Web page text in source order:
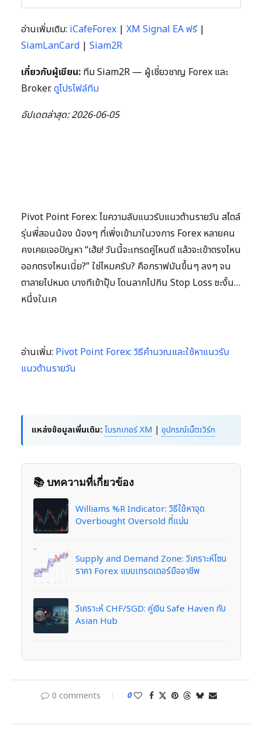
อ่านเพิ่มเติม: iCafeForex | XM Signal EA ฟรี|
SiamLanCard | Siam2R
เกี่ยวกับผู้เขียน: ทีม Siam2R — ผู้เชี่ยวชาญ Forex และ
Broker.ดูโปรไฟล์ทีม
อัปเดตล่าสุด: 2026-06-05
Pivot Point Forex: ไขความลับแนวรับแนวต้านรายวัน สไตล์
รุ่นพี่สอนน้อง น้องๆ ที่เพิ่งเข้ามาในวงการ Forex หลายคน
คงเคยเจอปัญหา “เฮ้ย! วันนี้จะเทรดคู่ไหนดี แล้วจะเข้าตรงไหน
ออกตรงไหนเนี่ย?” ใช่ไหมครับ? คือกราฟมันขึ้นๆ ลงๆ จน
ตาลายไปหมด บางทีเข้าปุ๊บ โดนลากไปกิน Stop Loss ซะงั้น…
หนึ่งในเค
อ่านเพิ่ม: Pivot Point Forex: วิธีคำนวณและใช้หาแนวรับ
แนวต้านรายวัน
แหล่งข้อมูลเพิ่มเติม: โบรกเกอร์ XM | อุปกรณ์เน็ตเวิร์ก
📚 บทความที่เกี่ยวข้อง
Williams %R Indicator: วิธีใช้หาจุด
Overbought Oversold ที่แม่น
Supply and Demand Zone: วิเคราะห์โซน
ราคา Forex แบบเทรดเดอร์มืออาชีพ
วิเคราะห์ CHF/SGD: คู่เงิน Safe Haven กับ
Asian Hub
0 comments 0